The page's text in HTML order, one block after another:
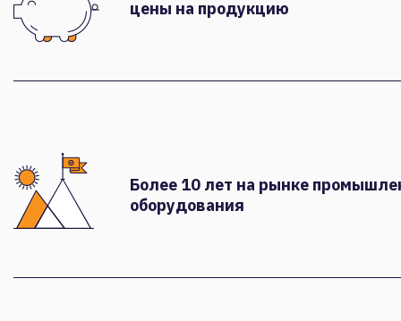
цены на продукцию
Более 10 лет на рынке
оборудования